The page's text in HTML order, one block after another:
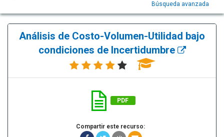
Búsqueda avanzada
Análisis de Costo-Volumen-Utilidad bajo
condiciones de Incertidumbre
PDF
Compartir este recurso: